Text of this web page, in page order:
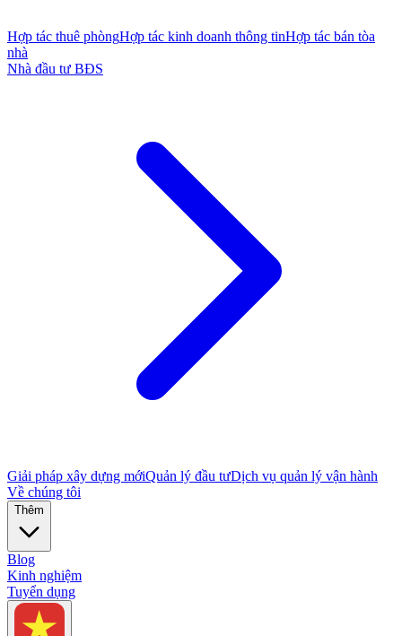
Hợp tác thuê phòngHợp tác kinh doanh thông tinHợp tác bán tòa
nhà
Nhà đầu tư BĐS
Giải pháp xây dựng mớiQuản lý đầu tưDịch vụ quản lý vận hành
Về chúng tôi
Thêm
Blog
Kinh nghiệm
Tuyển dụng